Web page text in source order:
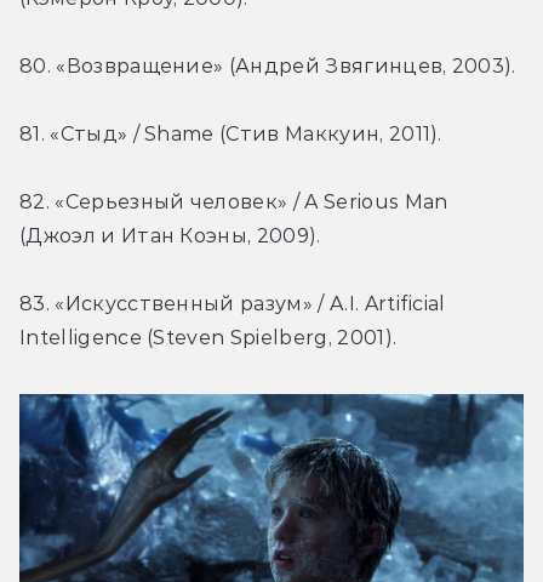
80. «Возвращение» (Андрей Звягинцев, 2003).
81. «Стыд» / Shame (Стив Маккуин, 2011).
82. «Серьезный человек» / A Serious Man
(Джоэл и Итан Коэны, 2009).
83. «Искусственный разум» / A.I. Artificial
Intelligence (Steven Spielberg, 2001).